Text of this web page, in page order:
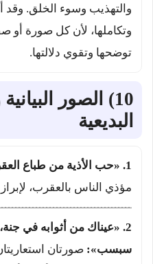
والتهذيب وسوء الخلق. وقد
وتكاملها، لأن كل صورة أو
توضحها وتقوي دلالتها.
10) الصور
البديعية
1. «حب الأذية من طباع العقرب»:
مؤذي الناس بالعقرب،
2. «عيناك من أثوابه في
سبسب»: صورتان